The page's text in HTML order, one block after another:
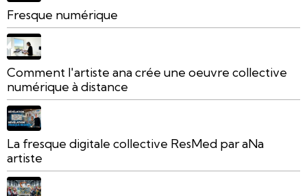
Fresque numérique
Comment l'artiste ana crée une oeuvre collective
numérique à distance
La fresque digitale collective ResMed par aNa
artiste